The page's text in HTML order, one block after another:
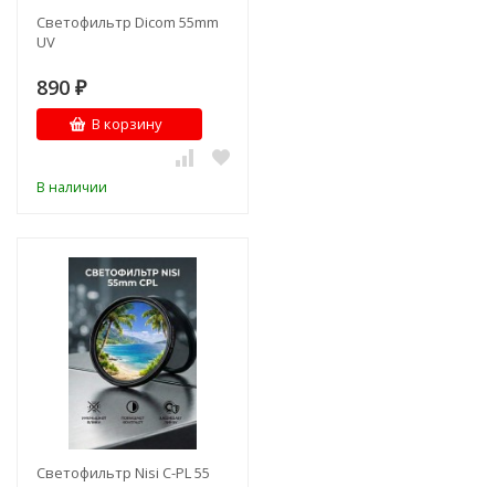
Светофильтр Dicom 55mm
UV
890 ₽
В корзину
В наличии
Светофильтр Nisi C-PL 55